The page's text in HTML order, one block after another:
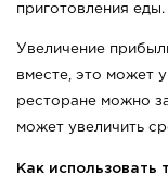
приготовления еды.
Увеличение
вместе, это может
ресторане можно
может увеличить
Как использовать